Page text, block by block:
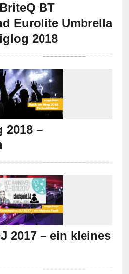
BT
Eurolite Umbrella
2018
2018 –
2017 – ein kleines